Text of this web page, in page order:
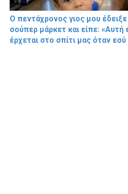
Ο πεντάχρονος γιος μου έδειξε
σούπερ μάρκετ και είπε: «Αυτή
έρχεται στο σπίτι μας όταν εσύ